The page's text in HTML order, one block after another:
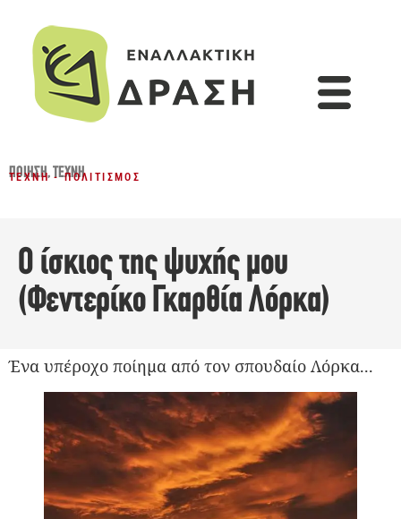
ΠΟΊΗΣΗ,ΤΈΧΝΗ
ΤΈΧΝΗ - ΠΟΛΙΤΙΣΜΌΣ
Ο ίσκιος της ψυχής μου
(Φεντερίκο Γκαρθία Λόρκα)
Ένα υπέροχο ποίημα από τον σπουδαίο Λόρκα...